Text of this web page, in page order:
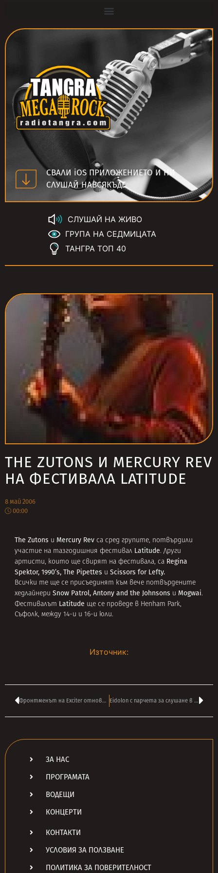
СВАЛИ iOS ПРИЛОЖЕНИЕТО И НИ
СЛУШАЙ НАВСЯКЪДЕ
СЛУШАЙ НА ЖИВО
ГРУПА НА СЕДМИЦАТА
ТАНГРА ТОП 40
THE ZUTONS И MERCURY REV
НА ФЕСТИВАЛА LATITUDE
8 май 2006
00:00
The Zutons и Mercury Rev са сред групите, потвърдили
участие на тазгодишния фестивал Latitude. Други
артисти, които ще свирят на фестивала, са Regina
Spektor, 1990’s, The Pipettes и Scissors for Lefty.
Всички те ще се присъединят към вече потвърдените
хедлайнери Snow Patrol, Antony and the Johnsons и Mogwai.
Фестивалът Latitude ще се проведе в Henham Park,
Съфолк, между 14-и и 16-и юли.
Източник:
Фронтменът на Exciter отново напусна групата Eidolon с парчета за слушане в интернет
ЗА НАС
ПРОГРАМАТА
ВОДЕЩИ
КОНЦЕРТИ
КОНТАКТИ
УСЛОВИЯ ЗА ПОЛЗВАНЕ
ПОЛИТИКА ЗА ПОВЕРИТЕЛНОСТ